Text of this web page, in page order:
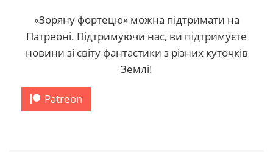
«Зоряну фортецю» можна підтримати на
Патреоні. Підтримуючи нас, ви підтримуєте
новини зі світу фантастики з різних куточків
Землі!
Patreon